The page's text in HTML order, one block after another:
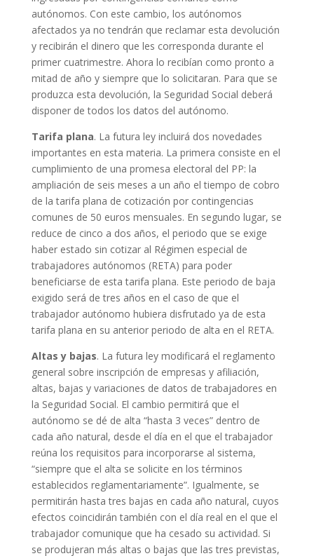
autónomos. Con este cambio, los autónomos
afectados ya no tendrán que reclamar esta devolución
y recibirán el dinero que les corresponda durante el
primer cuatrimestre. Ahora lo recibían como pronto a
mitad de año y siempre que lo solicitaran. Para que se
produzca esta devolución, la Seguridad Social deberá
disponer de todos los datos del autónomo.
Tarifa plana. La futura ley incluirá dos novedades
importantes en esta materia. La primera consiste en el
cumplimiento de una promesa electoral del PP: la
ampliación de seis meses a un año el tiempo de cobro
de la tarifa plana de cotización por contingencias
comunes de 50 euros mensuales. En segundo lugar, se
reduce de cinco a dos años, el periodo que se exige
haber estado sin cotizar al Régimen especial de
trabajadores autónomos (RETA) para poder
beneficiarse de esta tarifa plana. Este periodo de baja
exigido será de tres años en el caso de que el
trabajador autónomo hubiera disfrutado ya de esta
tarifa plana en su anterior periodo de alta en el RETA.
Altas y bajas. La futura ley modificará el reglamento
general sobre inscripción de empresas y afiliación,
altas, bajas y variaciones de datos de trabajadores en
la Seguridad Social. El cambio permitirá que el
autónomo se dé de alta “hasta 3 veces” dentro de
cada año natural, desde el día en el que el trabajador
reúna los requisitos para incorporarse al sistema,
“siempre que el alta se solicite en los términos
establecidos reglamentariamente”. Igualmente, se
permitirán hasta tres bajas en cada año natural, cuyos
efectos coincidirán también con el día real en el que el
trabajador comunique que ha cesado su actividad. Si
se produjeran más altas o bajas que las tres previstas,